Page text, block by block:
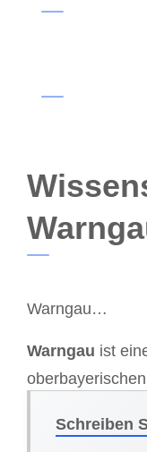
Warngau…
Warngau ist
Schreiben